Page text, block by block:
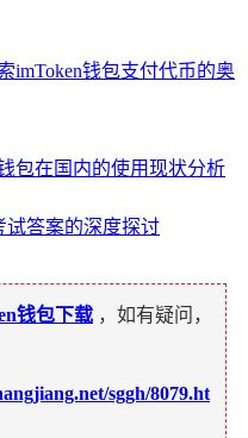
imToken钱包支付代币的奥
包在国内的使用现状分析
试答案的深度探讨
钱包下载 ，如有疑问，
sggh/8079.ht